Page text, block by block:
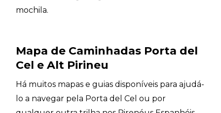
mochila.
Mapa de Caminhadas Porta del
Cel e Alt Pirineu
Há muitos mapas e guias disponíveis para ajudá-
lo a navegar pela Porta del Cel ou por